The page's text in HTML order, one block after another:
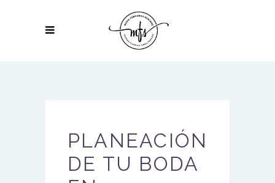
PLANEACIÓN
DE TU BODA